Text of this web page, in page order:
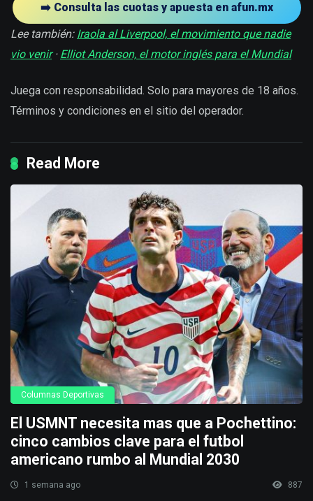
➡️ Consulta las cuotas y apuesta en afun.mx
Lee también: Iraola al Liverpool, el movimiento que nadie
vio venir· Elliot Anderson, el motor inglés para el Mundial
Juega con responsabilidad. Solo para mayores de 18 años.
Términos y condiciones en el sitio del operador.
Read More
Columnas Deportivas
El USMNT necesita mas que a Pochettino:
cinco cambios clave para el futbol
americano rumbo al Mundial 2030
1 semana ago 887